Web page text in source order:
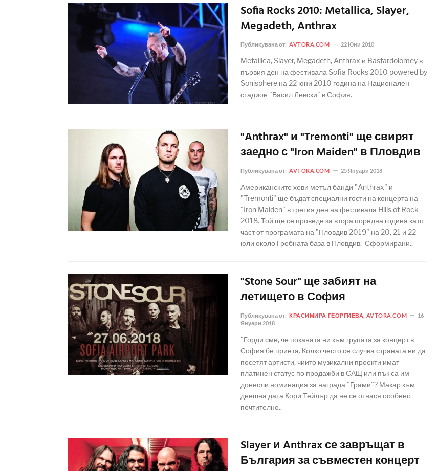
Sofia Rocks 2010: Metallica, Slayer,
Megadeth, Anthrax
Публикувана от: AVTORA.COM 22 Юни 2010
Metallica, Slayer, Megadeth, Anthrax и Bastardolomey в
първия ден на фестивала Sofia Rocks 2010 powered by
Sonisphere на 22 юни 2010 година на Национален
стадион "Васил Левски" в София.
"Anthrax" и "Tremonti" ще свирят
заедно с "Iron Maiden" в Пловдив
Публикувана от: AVTORA.COM 25 Януари 2018
Американските хеви метъл банди "Anthrax" и
"Tremonti" ще бъдат специални гости на концерта на
"Iron Maiden" в третия ден на фестивала Hills of Rock
2018. Той ще се проведе за втора поредна година като
част от програмата на "Пловдив 2019" на 20, 21 и 22
юли около Гребната база в Пловдив. Сформирани..
"Stone Sour" ще забият на
летището в София
Публикувана от: КРАСИМИРА ГЕОРГИЕВА, AVTORA.COM
16
Януари 2018
"Горди сме, че поканата ни към групата за концерт в
София бе приета. Колко често се случва страната ни да
посетят артисти, чиито музикални проекти имат
платинен статус по продажби в САЩ или пък са им
донесли номинация за награда "Грами"? Макар към
днешна дата Кори Тейлър да не се отнася особено
почтително..
Slayer и Anthrax се завръщат в
България за съвместен концерт